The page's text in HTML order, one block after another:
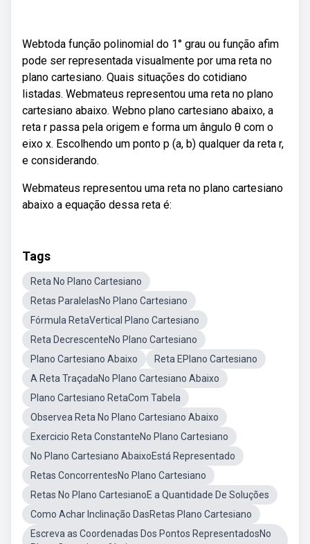
Webtoda função polinomial do 1° grau ou função afim
pode ser representada visualmente por uma reta no
plano cartesiano. Quais situações do cotidiano
listadas. Webmateus representou uma reta no plano
cartesiano abaixo. Webno plano cartesiano abaixo, a
reta r passa pela origem e forma um ângulo θ com o
eixo x. Escolhendo um ponto p (a, b) qualquer da reta r,
e considerando.
Webmateus representou uma reta no plano cartesiano
abaixo a equação dessa reta é:
Tags
Reta No Plano Cartesiano
Retas ParalelasNo Plano Cartesiano
Fórmula RetaVertical Plano Cartesiano
Reta DecrescenteNo Plano Cartesiano
Plano Cartesiano Abaixo
Reta EPlano Cartesiano
A Reta TraçadaNo Plano Cartesiano Abaixo
Plano Cartesiano RetaCom Tabela
Observea Reta No Plano Cartesiano Abaixo
Exercicio Reta ConstanteNo Plano Cartesiano
No Plano Cartesiano AbaixoEstá Representado
Retas ConcorrentesNo Plano Cartesiano
Retas No Plano CartesianoE a Quantidade De Soluções
Como Achar Inclinação DasRetas Plano Cartesiano
Escreva as Coordenadas Dos Pontos RepresentadosNo